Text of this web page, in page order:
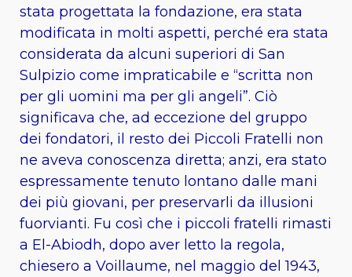
stata progettata la fondazione, era stata
modificata in molti aspetti, perché era stata
considerata da alcuni superiori di San
Sulpizio come impraticabile e “scritta non
per gli uomini ma per gli angeli”. Ciò
significava che, ad eccezione del gruppo
dei fondatori, il resto dei Piccoli Fratelli non
ne aveva conoscenza diretta; anzi, era stato
espressamente tenuto lontano dalle mani
dei più giovani, per preservarli da illusioni
fuorvianti. Fu così che i piccoli fratelli rimasti
a El-Abiodh, dopo aver letto la regola,
chiesero a Voillaume, nel maggio del 1943,